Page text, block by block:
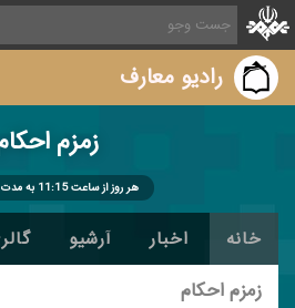
رادیو معارف
زمزم
هر روز از ساعت 11:15 به مدت 20 دقیقه
خانه اخبار آرشیو
زمزم احكام